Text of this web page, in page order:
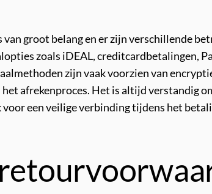
van groot belang en er zijn verschillende
zoals iDEAL, creditcardbetalingen,
zijn vaak voorzien van
afrekenproces. Het is altijd verstandig
een veilige verbinding tijdens het